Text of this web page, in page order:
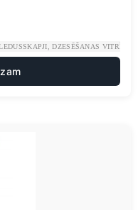
DZESĒŠANAS VITRĪNAS